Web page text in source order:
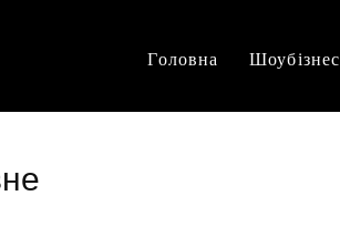
Головна Шоубізнес